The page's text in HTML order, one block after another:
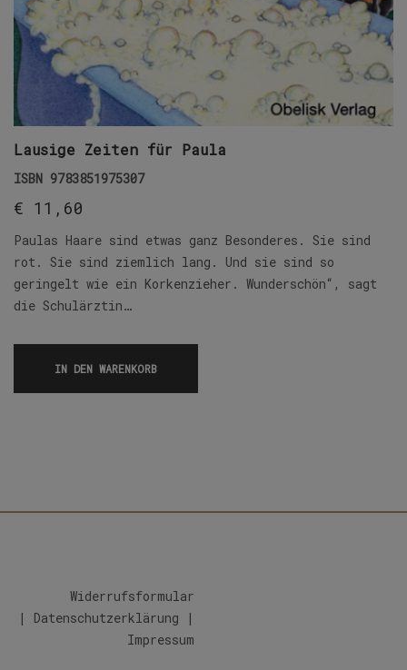
Lausige Zeiten für Paula
ISBN 9783851975307
€ 11,60
Paulas Haare sind etwas ganz Besonderes. Sie sind
rot. Sie sind ziemlich lang. Und sie sind so
geringelt wie ein Korkenzieher. Wunderschön“, sagt
die Schulärztin…
IN DEN WARENKORB
Widerrufsformular
| Datenschutzerklärung |
Impressum